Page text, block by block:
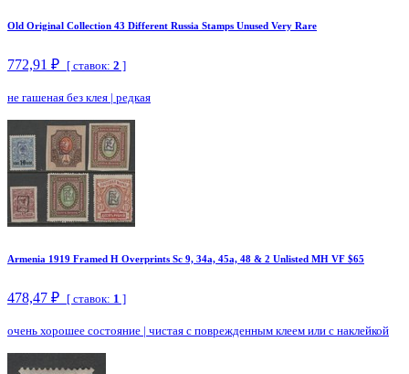
Old Original Collection 43 Different Russia Stamps Unused Very Rare
772,91 ₽ [ ставок: 2 ]
не гашеная без клея | редкая
Armenia 1919 Framed H Overprints Sc 9, 34a, 45a, 48 & 2 Unlisted MH VF $65
478,47 ₽ [ ставок: 1 ]
очень хорошее состояние | чистая с поврежденным клеем или с наклейкой